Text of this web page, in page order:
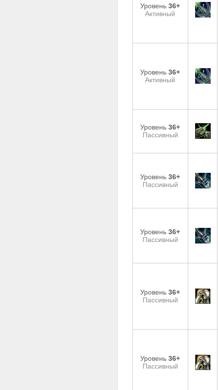
Уровень36+
Активный
Уровень36+
Активный
Уровень36+
Пассивный
Уровень36+
Пассивный
Уровень36+
Пассивный
Уровень36+
Пассивный
Уровень36+
Пассивный